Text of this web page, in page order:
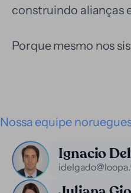
construindo alianças
Porque mesmo nos
Nossa equipe
Ignacio